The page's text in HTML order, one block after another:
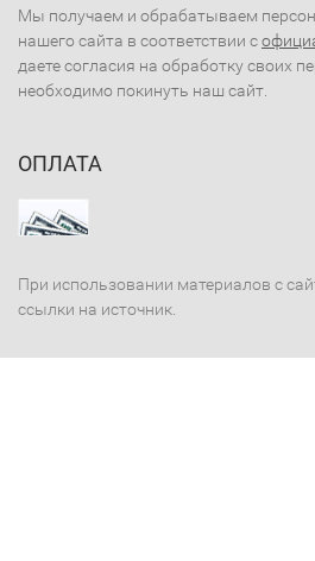
Мы получаем и обрабатываем
нашего сайта в соответствии с
даете согласия на обработку своих
необходимо покинуть наш сайт.
ОПЛАТА
При использовании материалов с
ссылки на источник.